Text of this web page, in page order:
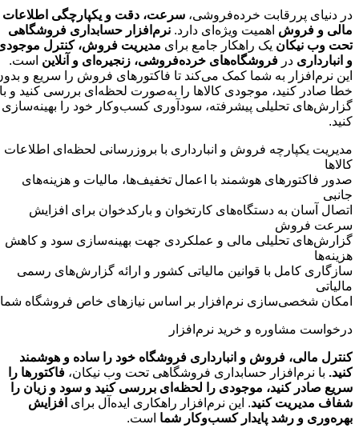
در دنیای پررقابت خرده‌فروشی،سرعت، دقت و یکپارچگی اطلاعات
مالی و فروش اهمیت ویژه‌ای دارد.نرم‌افزار حسابداری فروشگاهی
تحت وب نیکانیک راهکار جامع برایمدیریت فروش، کنترل موجودی
و انبارداریدر فروشگاه‌های خرده‌فروشی، زنجیره‌ای و آنلایناست.
این نرم‌افزار به شما کمک می‌کند تا فاکتورهای فروش را سریع و بدون
خطا صادر کنید، موجودی کالاها را به‌صورت لحظه‌ای بررسی کنید و با
گزارش‌های تحلیلی پیشرفته، سودآوری کسب‌وکار خود را بهینه‌سازی
کنید.
مدیریت یکپارچه فروش و انبارداری با بروزرسانی لحظه‌ای اطلاعات
کالاها
صدور فاکتورهای هوشمند با اعمال تخفیف‌ها، مالیات و هزینه‌های
جانبی
اتصال آسان به دستگاه‌های کارتخوان و بارکدخوان برای افزایش
سرعت فروش
گزارش‌های تحلیلی مالی و عملکردی جهت بهینه‌سازی سود و کاهش
هزینه‌ها
سازگاری کامل با قوانین مالیاتی کشور و ارائه گزارش‌های رسمی
مالیاتی
امکان شخصی‌سازی نرم‌افزار بر اساس نیازهای خاص فروشگاه شما
درخواست مشاوره و خرید نرم‌افزار
کنترل مالی، فروش و انبارداری فروشگاه خود را ساده و هوشمند
کنید.با نرم‌افزار حسابداری فروشگاهی تحت وب نیکان،فاکتورها را
سریع صادر کنید، موجودی را لحظه‌ای بررسی کنید و سود و زیان را
شفاف مدیریت کنید. این نرم‌افزار راهکاری ایده‌آل برایافزایش
بهره‌وری و رشد پایدار کسب‌وکار شمااست.